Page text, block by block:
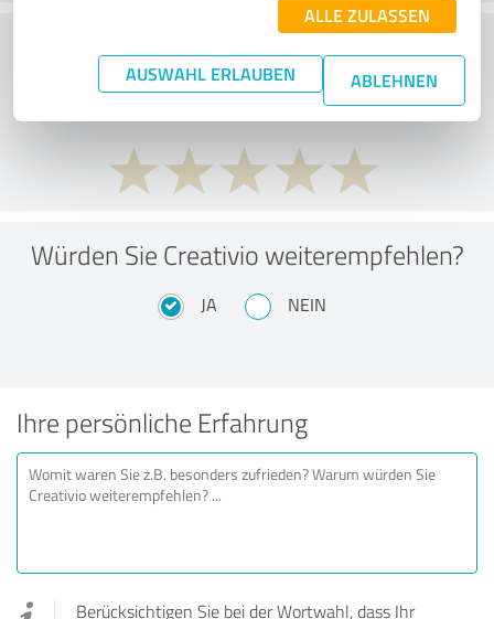
ALLE ZULASSEN
AUSWAHL ERLAUBEN ABLEHNEN
Wie beurteilen Sie das
Preis-/Leistungsverhältnis?
Würden Sie Creativio weiterempfehlen?
JA NEIN
Ihre persönliche Erfahrung
Berücksichtigen Sie bei der Wortwahl, dass Ihr